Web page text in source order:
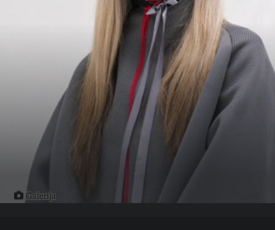
Galerija